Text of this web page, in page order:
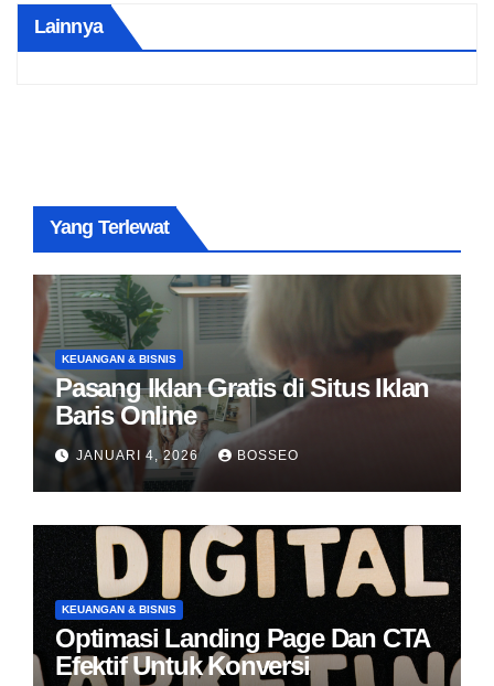
Lainnya
Yang Terlewat
KEUANGAN & BISNIS
Pasang Iklan Gratis di Situs Iklan
Baris Online
JANUARI 4, 2026 BOSSEO
KEUANGAN & BISNIS
Optimasi Landing Page Dan CTA
Efektif Untuk Konversi